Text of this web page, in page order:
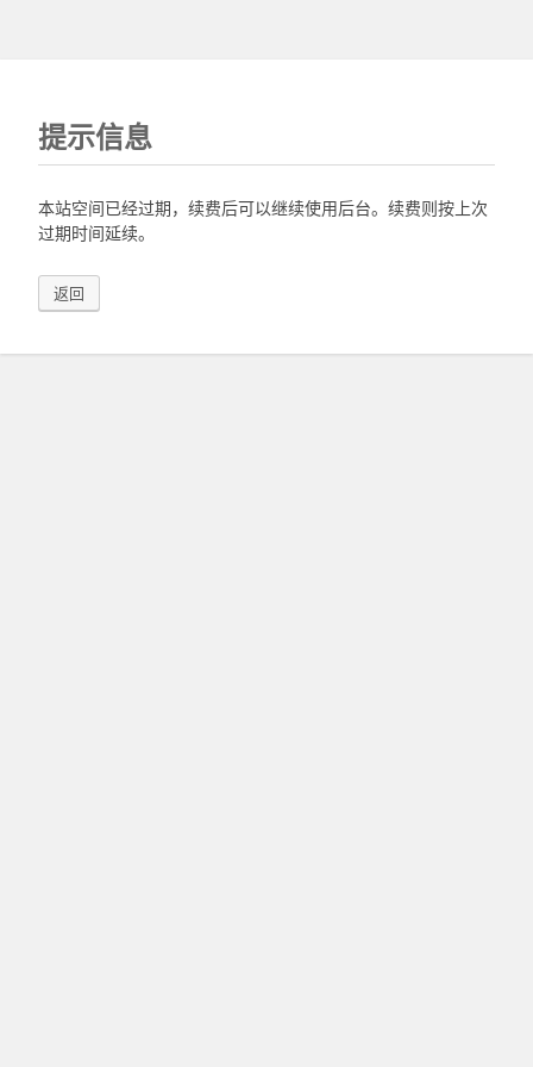
提示信息
本站空间已经过期，续费后可以继续使用后台。续费则按上次
过期时间延续。
返回